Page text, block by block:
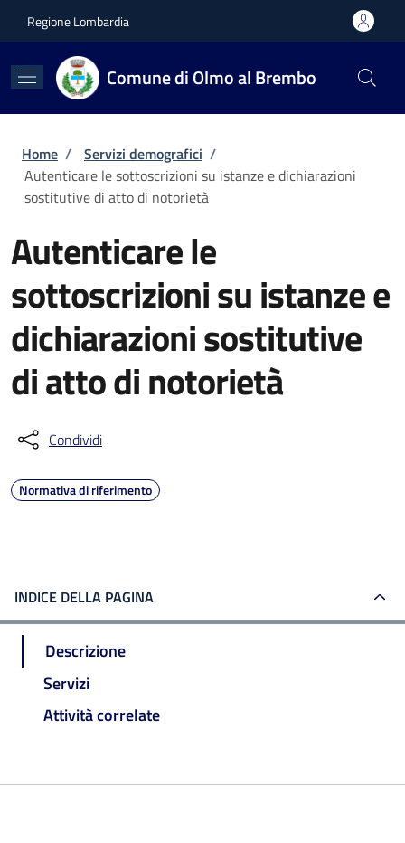
Regione Lombardia
Comune di Olmo al Brembo
Briciole di pane
Home / Servizi demografici /
Autenticare le sottoscrizioni su istanze e dichiarazioni
sostitutive di atto di notorietà
Autenticare le
sottoscrizioni su istanze e
dichiarazioni sostitutive
di atto di notorietà
Condividi
Normativa di riferimento
INDICE DELLA PAGINA
Descrizione
Servizi
Attività correlate